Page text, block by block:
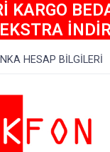
KARGO
HESAP BİLGİLERİ